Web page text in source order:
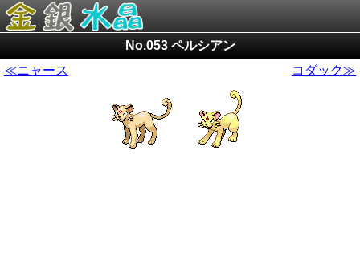
No.053 ペルシアン
≪ニャース
コダック≫